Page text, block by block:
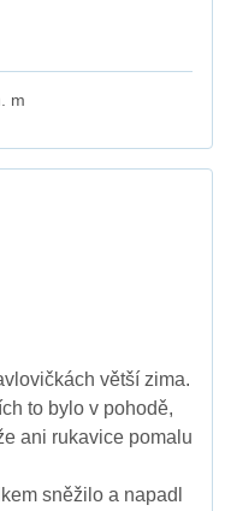
m
větší zima.
to bylo v pohodě,
ani rukavice pomalu
sněžilo a napadl